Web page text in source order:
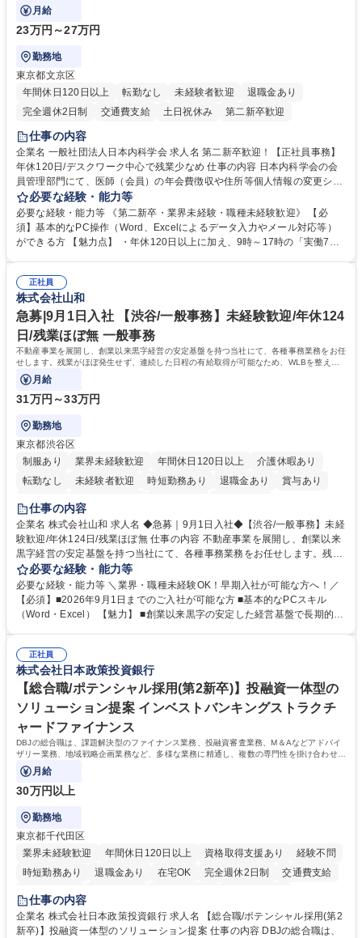
などにも幅広く携わっていただきます。
月給
23万円～27万円
勤務地
東京都文京区
年間休日120日以上
転勤なし 未経験者歓迎
退職金あり
完全週休2日制
交通費支給 土日祝休み 第二新卒歓迎
仕事の内容
企業名 一般社団法人日本内科学会 求人名 第二新卒歓迎！【正社員事務】
年休120日/デスクワーク中心で残業少なめ 仕事の内容 日本内科学会の会
員管理部門にて、医師（会員）の年会費徴収や住所等個人情報の変更シス
テム入力、電話・FAX対応をお任せします。将来的には、各種委員会の運
営事務局業務などにも幅広く携わっていただきます。 【会員管理・データ
入力業務】 ・医師（会員）の住所変更、個人情報のシステム登録・更新
・年会費の徴収管理や入金データの照合確認 【問い合わせ対応】 ・会員
年休120日/デスクワーク中心で残業少なめ
必要な経験・能力等
必要な経験・能力等 《第二新卒・業界未経験・職種未経験歓迎》 【必
須】基本的なPC操作（Word、Excelによるデータ入力やメール対応等）
ができる方 【魅力点】 ・年休120日以上に加え、9時～17時の「実働7時
整、資料作成、当日の運営サポート 学歴・資格 学歴：大学院 大学 語学
力： 資格：
正社員
株式会社山和
急募|9月1日入社 【渋谷/一般事務】未経験歓迎/年休124
日/残業ほぼ無 一般事務
不動産事業を展開し、創業以来黒字経営の安定基盤を持つ当社にて、各種事務業務をお任
せします。残業がほぼ発生せず、連続した日程の有給取得が可能なため、WLBを整えた
い方にお勧めの環境です！
月給
31万円～33万円
勤務地
東京都渋谷区
制服あり
業界未経験歓迎 年間休日120日以上
介護休暇あり
転勤なし
未経験者歓迎 時短勤務あり 退職金あり
賞与あり
育休あり
完全週休2日制
仕事の内容
企業名 株式会社山和 求人名 ◆急募｜9月1日入社◆【渋谷/一般事務】未経
験歓迎/年休124日/残業ほぼ無 仕事の内容 不動産事業を展開し、創業以来
黒字経営の安定基盤を持つ当社にて、各種事務業務をお任せします。残業
がほぼ発生せず、連続した日程の有給取得が可能なため、WLBを整えたい
方にお勧めの環境です！ 入社後はOJTを通じて丁寧に研修を行いますの
で、事務未経験の方でも安心して臨むことができます。 【業務詳細】■電
話・来客対応 ■物件の鍵や社内の備品管理 ■データ入力や書類作成 ■契約
必要な経験・能力等
必要な経験・能力等 ＼業界・職種未経験OK！早期入社が可能な方へ！／
【必須】■2026年9月1日までのご入社が可能な方 ■基本的なPCスキル
（Word・Excel） 【魅力】 ■創業以来黒字の安定した経営基盤で長期的に
のOJTで業務を習得可能、未経験でもしっかりサポート 学歴・資格 学
歴：大学院 大学 高専 短大 語学力： 資格：
正社員
株式会社日本政策投資銀行
【総合職/ポテンシャル採用(第2新卒)】投融資一体型の
ソリューション提案 インベストバンキングストラクチ
ャードファイナンス
DBJの総合職は、課題解決型のファイナンス業務、投融資審査業務、M＆Aなどアドバイ
ザリー業務、地域戦略企画業務など、多様な業務に精通し、複数の専門性を掛け合わせて
広く社会に貢献していく職種です。
月給
30万円以上
勤務地
東京都千代田区
業界未経験歓迎
年間休日120日以上 資格取得支援あり
経験不問
時短勤務あり
退職金あり 在宅OK 完全週休2日制
交通費支給
駅近5分以内
食事補助あり
託児所あり
仕事の内容
企業名 株式会社日本政策投資銀行 求人名 【総合職/ポテンシャル採用(第2
新卒)】投融資一体型のソリューション提案 仕事の内容 DBJの総合職は、